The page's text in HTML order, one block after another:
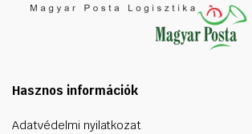
Hasznos információk
Adatvédelmi nyilatkozat